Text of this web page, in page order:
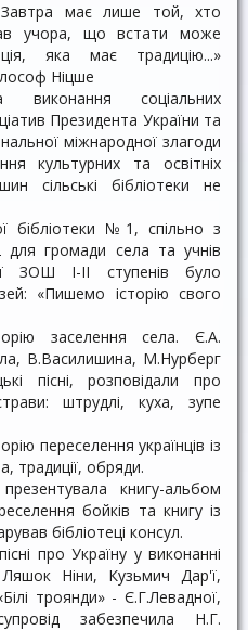
має лише той, хто
учора, що встати може
яка має традицію...»
Ніцше
виконання соціальних
Президента України та
міжнародної злагоди
культурних та освітніх
сільські бібліотеки не
бібліотеки №1, спільно з
громади села та учнів
ЗОШ І-ІІ ступенів було
«Пишемо історію свого
заселення села. Є.А.
В.Василишина, М.Нурберг
пісні, розповідали про
штрудлі, куха, зупе
переселення українців із
традиції, обряди.
книгу-альбом
бойків та книгу із
бібліотеці консул.
про Україну у виконанні
Ніни, Кузьмич Дар'ї,
троянди» - Є.Г.Левадної,
забезпечила Н.Г.